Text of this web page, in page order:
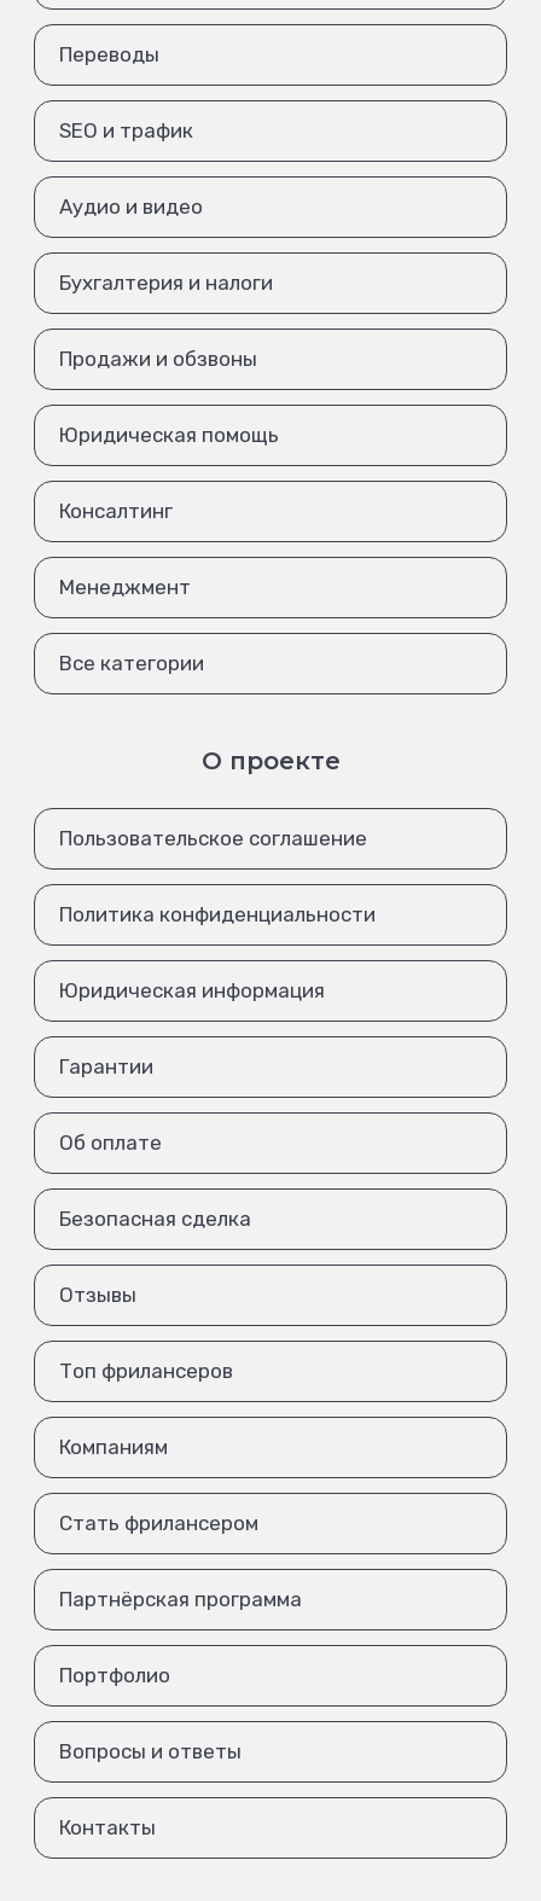
Переводы
SEO и трафик
Аудио и видео
Бухгалтерия и налоги
Продажи и обзвоны
Юридическая помощь
Консалтинг
Менеджмент
Все категории
О проекте
Пользовательское соглашение
Политика конфиденциальности
Юридическая информация
Гарантии
Об оплате
Безопасная сделка
Отзывы
Топ фрилансеров
Компаниям
Стать фрилансером
Партнёрская программа
Портфолио
Вопросы и ответы
Контакты